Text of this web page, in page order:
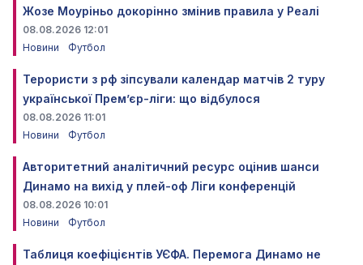
Жозе Моуріньо докорінно змінив правила у Реалі
08.08.2026 12:01
Новини
Футбол
Терористи з рф зіпсували календар матчів 2 туру
української Прем’єр-ліги: що відбулося
08.08.2026 11:01
Новини
Футбол
Авторитетний аналітичний ресурс оцінив шанси
Динамо на вихід у плей-оф Ліги конференцій
08.08.2026 10:01
Новини
Футбол
Таблиця коефіцієнтів УЄФА. Перемога Динамо не